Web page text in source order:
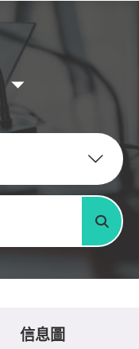
搜尋
信息圖